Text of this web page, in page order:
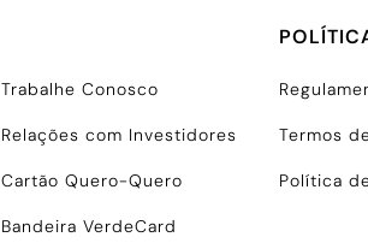
Trabalhe Conosco
Relações com Investidores
Cartão Quero-Quero
Bandeira VerdeCard
Termos
Política